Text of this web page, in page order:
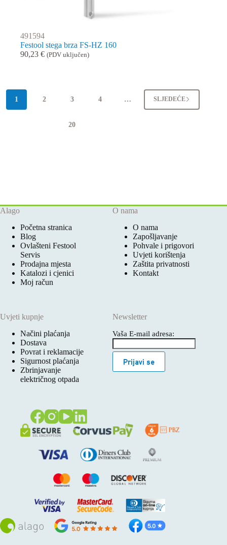
491594
Festool stega brza FS-HZ 160
90,23 € (PDV uključen)
1 2 3 4 …
20
SLJEDEĆE
Alago
Početna stranica
Blog
Ovlašteni Festool
Servis
Prodajna mjesta
Katalozi i cjenici
Moj račun
O nama
O nama
Zapošljavanje
Pohvale i prigovori
Uvjeti korištenja
Zaštita privatnosti
Kontakt
Uvjeti kupnje
Načini plaćanja
Dostava
Povrat i reklamacije
Sigurnost plaćanja
Zbrinjavanje
električnog otpada
Newsletter
Vaša E-mail adresa:
Prijavi se